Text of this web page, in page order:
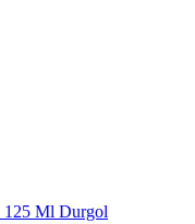
125 Ml Durgol